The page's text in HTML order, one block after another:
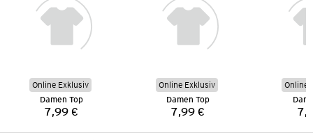
Online Exklusiv
Damen Top
Preis:
7,99 €
Online Exklusiv
Damen Top
Preis:
7,99 €
Online